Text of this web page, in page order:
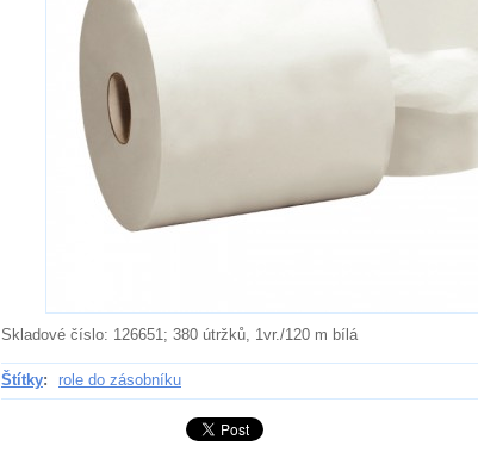
Skladové číslo: 126651; 380 útržků, 1vr./120 m bílá
Štítky: role do zásobníku